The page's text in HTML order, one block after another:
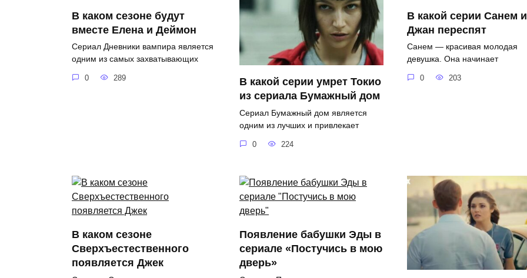
В каком сезоне будут
вместе Елена и Деймон
Сериал Дневники вампира является
одним из самых захватывающих
0 289
В какой серии умрет Токио
из сериала Бумажный дом
Сериал Бумажный дом является
одним из лучших и привлекает
0 224
В какой серии Санем и
Джан переспят
Санем — красивая молодая
девушка. Она начинает
0 203
В каком сезоне
Сверхъестественного
появляется Джек
Появление бабушки Эды в
сериале «Постучись в мою
дверь»